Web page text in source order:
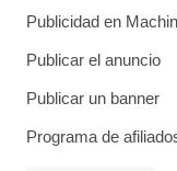
Publicidad en
Publicar el anuncio
Publicar un banner
Programa de